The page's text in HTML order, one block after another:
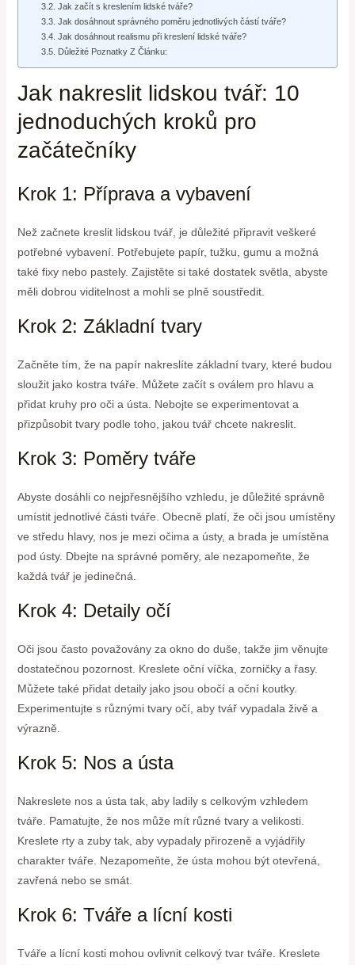
Jak začít s kreslením lidské tváře?
Jak dosáhnout správného poměru jednotlivých částí tváře?
Jak dosáhnout realismu při kreslení lidské tváře?
Důležité Poznatky Z Článku:
Jak nakreslit lidskou tvář: 10
jednoduchých kroků pro
začátečníky
Krok 1: Příprava a vybavení
Než začnete kreslit lidskou tvář, je důležité připravit veškeré
potřebné vybavení. Potřebujete papír, tužku, gumu a možná
také fixy nebo pastely. Zajistěte si také dostatek světla, abyste
měli dobrou viditelnost a mohli se plně soustředit.
Krok 2: Základní tvary
Začněte tím, že na papír nakreslíte základní tvary, které budou
sloužit jako kostra tváře. Můžete začít s oválem pro hlavu a
přidat kruhy pro oči a ústa. Nebojte se experimentovat a
přizpůsobit tvary podle toho, jakou tvář chcete nakreslit.
Krok 3: Poměry tváře
Abyste dosáhli co nejpřesnějšího vzhledu, je důležité správně
umístit jednotlivé části tváře. Obecně platí, že oči jsou umístěny
ve středu hlavy, nos je mezi očima a ústy, a brada je umístěna
pod ústy. Dbejte na správné poměry, ale nezapomeňte, že
každá tvář je jedinečná.
Krok 4: Detaily očí
Oči jsou často považovány za okno do duše, takže jim věnujte
dostatečnou pozornost. Kreslete oční víčka, zorničky a řasy.
Můžete také přidat detaily jako jsou obočí a oční koutky.
Experimentujte s různými tvary očí, aby tvář vypadala živě a
výrazně.
Krok 5: Nos a ústa
Nakreslete nos a ústa tak, aby ladily s celkovým vzhledem
tváře. Pamatujte, že nos může mít různé tvary a velikosti.
Kreslete rty a zuby tak, aby vypadaly přirozeně a vyjádřily
charakter tváře. Nezapomeňte, že ústa mohou být otevřená,
zavřená nebo se smát.
Krok 6: Tváře a lícní kosti
Tváře a lícní kosti mohou ovlivnit celkový tvar tváře. Kreslete